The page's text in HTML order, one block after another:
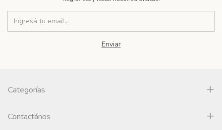
Categorías
Contactános